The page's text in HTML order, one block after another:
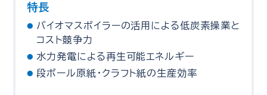
特長
バイオマスボイラーの活用による低炭素操業と
コスト競争力
水力発電による再生可能エネルギー
段ボール原紙・クラフト紙の生産効率